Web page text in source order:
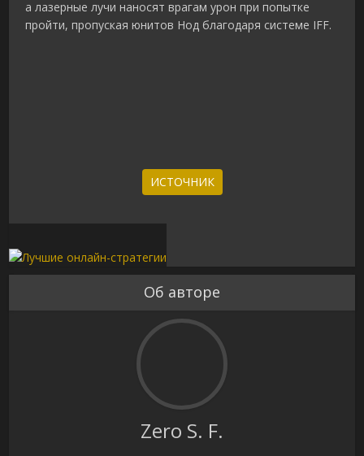
а лазерные лучи наносят врагам урон при попытке
пройти, пропуская юнитов Нод благодаря системе IFF.
ИСТОЧНИК
Об авторе
Zero S. F.